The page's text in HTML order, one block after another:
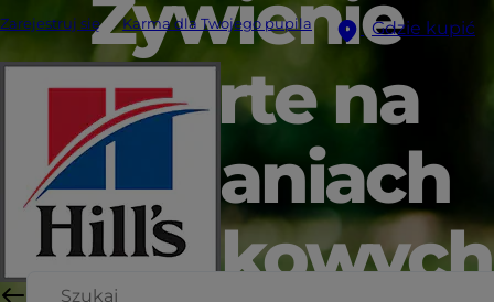
Zarejestruj się Karma dla Twojego pupila Gdzie kupić
Żywienie
oparte na
badaniach
naukowych